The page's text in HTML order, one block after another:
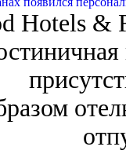
Hotels &